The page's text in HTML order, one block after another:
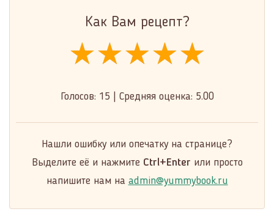
Как Вам рецепт?
★★★★★
★★★★★
★★★★★
Голосов: 15 Средняя оценка: 5.00
Нашли ошибку или опечатку на странице?
Выделите её и нажмите Ctrl+Enter или просто
напишите нам на admin@yummybook.ru